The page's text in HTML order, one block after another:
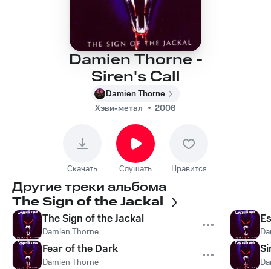
Damien Thorne -
Siren's Call
Damien Thorne
Хэви-метал
2006
Скачать Слушать Нравится
Другие треки альбома
The Sign of the Jackal
The Sign of the Jackal
Damien Thorne
Fear of the Dark
Damien Thorne